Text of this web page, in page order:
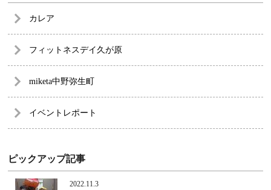
カレア
フィットネスデイ久が原
miketa中野弥生町
イベントレポート
ピックアップ記事
2022.11.3